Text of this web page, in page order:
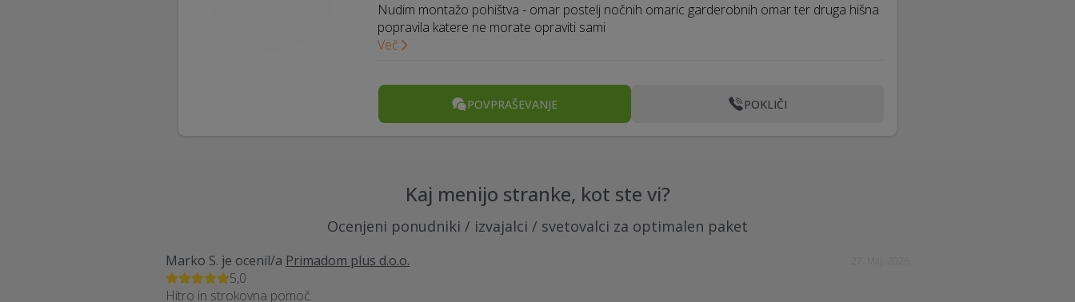
Nudim montažo pohištva - omar postelj nočnih omaric garderobnih omar ter druga hišna
popravila katere ne morate opraviti sami
Več
POVPRAŠEVANJE POKLIČI
Kaj menijo stranke, kot ste vi?
Ocenjeni ponudniki / izvajalci / svetovalci za optimalen paket
Marko S. je ocenil/a Primadom plus d.o.o.
5,0
Hitro in strokovna pomoč.